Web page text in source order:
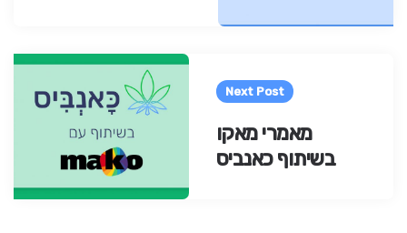
Next Post
מאמרי מאקו
בשיתוף כאנביס